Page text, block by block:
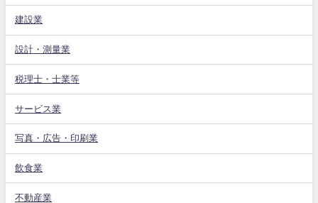
建設業
設計・測量業
税理士・士業等
サービス業
写真・広告・印刷業
飲食業
不動産業